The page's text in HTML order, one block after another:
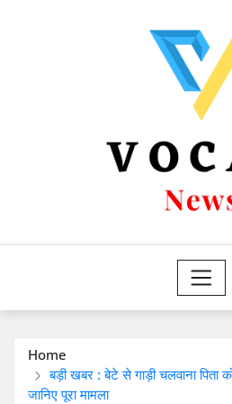
Home
बड़ी खबर : बेटे से गाड़ी चलवाना पिता
जानिए पूरा मामला